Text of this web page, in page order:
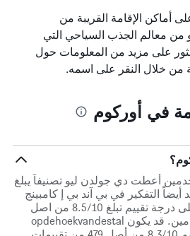
أماكن الإقامة القريبة من
معالم الجذب السياحي التي
على مزيد من المعلومات حول
من خلال النقر على اسمه.
في أوركوم
أعطت دي جولدن ليو تصنيفاً يبلغ
أيضاً التفكير في بي آند بي إ كامبينج
ويلجيليجن والذي حصل على درجة تقييم تبلغ 8.5/10 من اصل
825 من تقييمات المستخدمين. قد يكون opdehoekvandestal